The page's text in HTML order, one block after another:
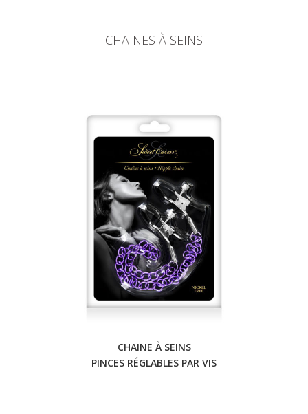
- CHAINES À SEINS -
CHAINE À SEINS
PINCES RÉGLABLES PAR VIS